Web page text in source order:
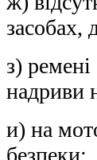
засобах,
з)
надриви
и) на